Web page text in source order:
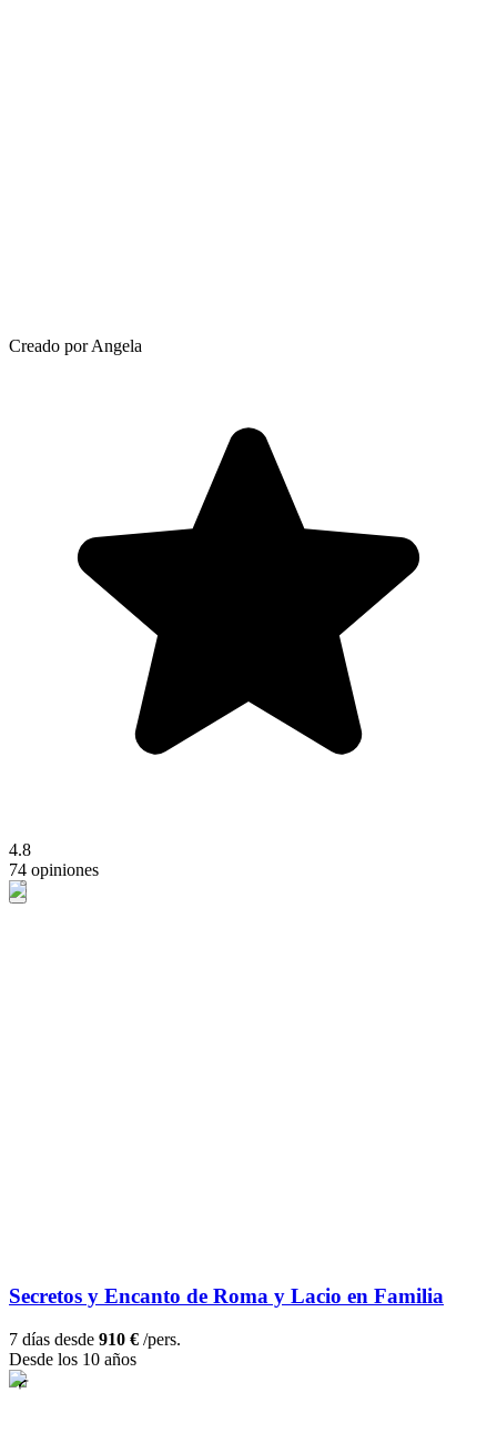
Creado por Angela
4.8
74 opiniones
Secretos y Encanto de Roma y Lacio en Familia
7 días desde 910 € /pers.
Desde los 10 años